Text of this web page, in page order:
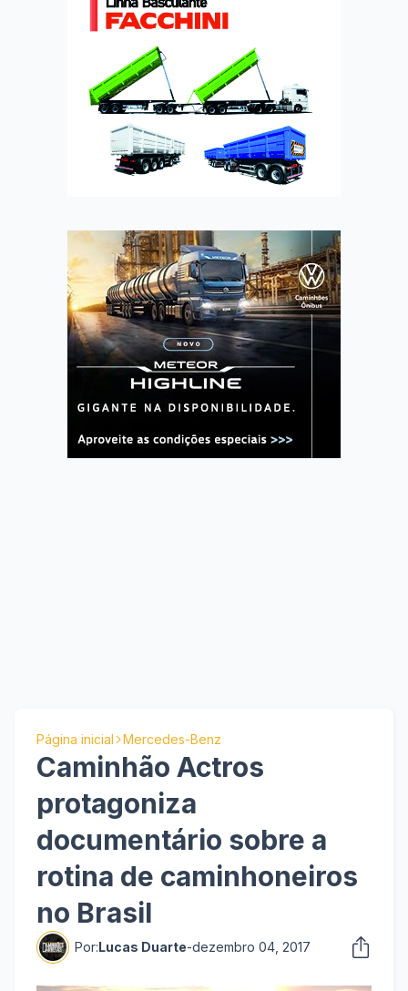
Página inicial Mercedes-Benz
Caminhão Actros
protagoniza
documentário sobre a
rotina de caminhoneiros
no Brasil
Por:Lucas Duarte-dezembro 04, 2017